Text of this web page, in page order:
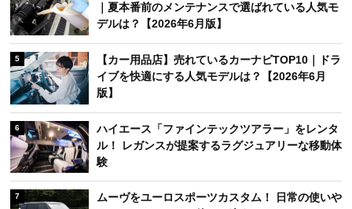
｜夏本番前のメンテナンスで選ばれている人気モ
デルは？【2026年6月版】
5
【カー用品店】売れているカーナビTOP10｜ドラ
イブを快適にする人気モデルは？【2026年6月
版】
6
ハイエース「ファインテックツアラー」をレンタ
ル！ レガンスが提案するラグジュアリーな移動体
験
7
ムーヴをユーロスポーツカスタム！ 日常の使いや